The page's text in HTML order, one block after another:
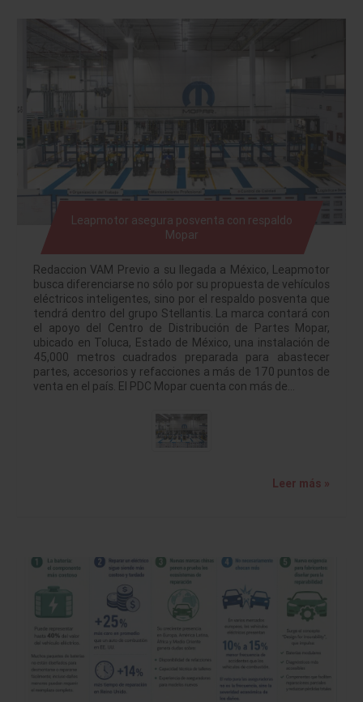
Leapmotor asegura posventa con respaldo
Mopar
Redaccion VAM Previo a su llegada a México, Leapmotor
busca diferenciarse no sólo por su propuesta de vehículos
eléctricos inteligentes, sino por el respaldo posventa que
tendrá dentro del grupo Stellantis. La marca contará con
el apoyo del Centro de Distribución de Partes Mopar,
ubicado en Toluca, Estado de México, una instalación de
45,000 metros cuadrados preparada para abastecer
partes, accesorios y refacciones a más de 170 puntos de
venta en el país. El PDC Mopar cuenta con más de…
Leer más »